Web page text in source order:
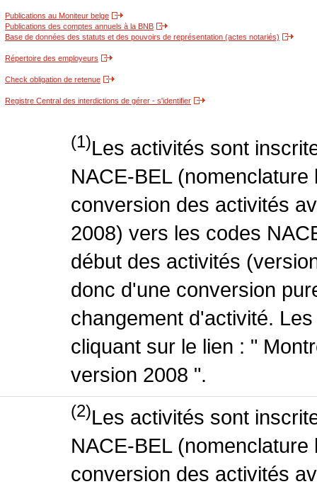
Publications au Moniteur belge
Publications des comptes annuels à la BNB
Base de données des statuts et des pouvoirs de représentation (actes notariés)
Répertoire des employeurs
Check obligation de retenue
Registre Central des interdictions de gérer - s'identifier
(1)Les activités sont
NACE-BEL
conversion des activités
2008) vers les codes
début des activités
donc d'une conversion
changement d'activité.
cliquant sur le lien : "
version 2008 ".
(2)Les activités sont
NACE-BEL
conversion des activités